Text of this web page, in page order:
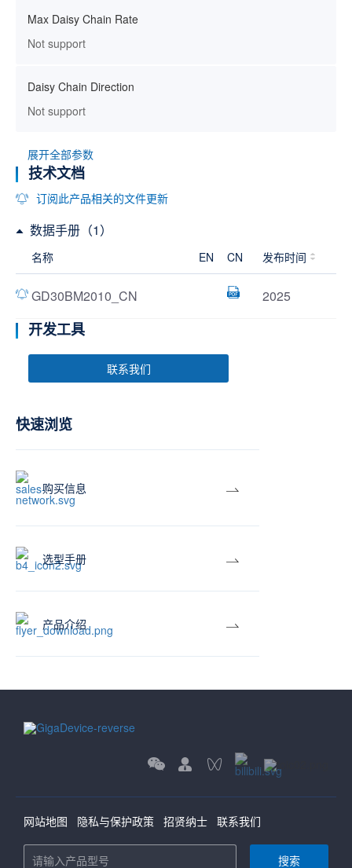
Max Daisy Chain Rate
Not support
Daisy Chain Direction
Not support
展开全部参数
技术文档
订阅此产品相关的文件更新
数据手册（1）
名称 EN CN 发布时间
GD30BM2010_CN 2025
开发工具
联系我们
快速浏览
购买信息
选型手册
产品介绍
网站地图 隐私与保护政策 招贤纳士 联系我们
搜索